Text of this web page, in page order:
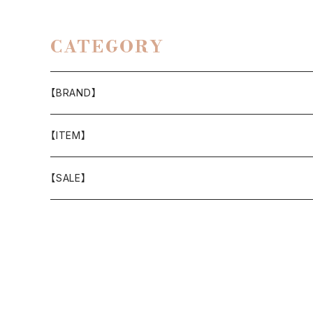
CATEGORY
【BRAND】
山と道
T-SHIRT
迷迭香
【ITEM】
WEAR
【SALE】